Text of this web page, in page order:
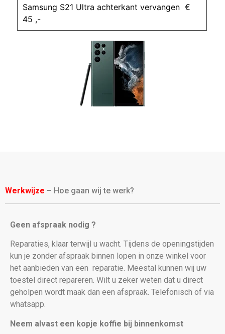
Samsung S21 Ultra achterkant vervangen €
45 ,-
Werkwijze – Hoe gaan wij te werk?
Geen afspraak nodig ?
Reparaties, klaar terwijl u wacht. Tijdens de openingstijden
kun je zonder afspraak binnen lopen in onze winkel voor
het aanbieden van een reparatie. Meestal kunnen wij uw
toestel direct repareren. Wilt u zeker weten dat u direct
geholpen wordt maak dan een afspraak. Telefonisch of via
whatsapp.
Neem alvast een kopje koffie bij binnenkomst